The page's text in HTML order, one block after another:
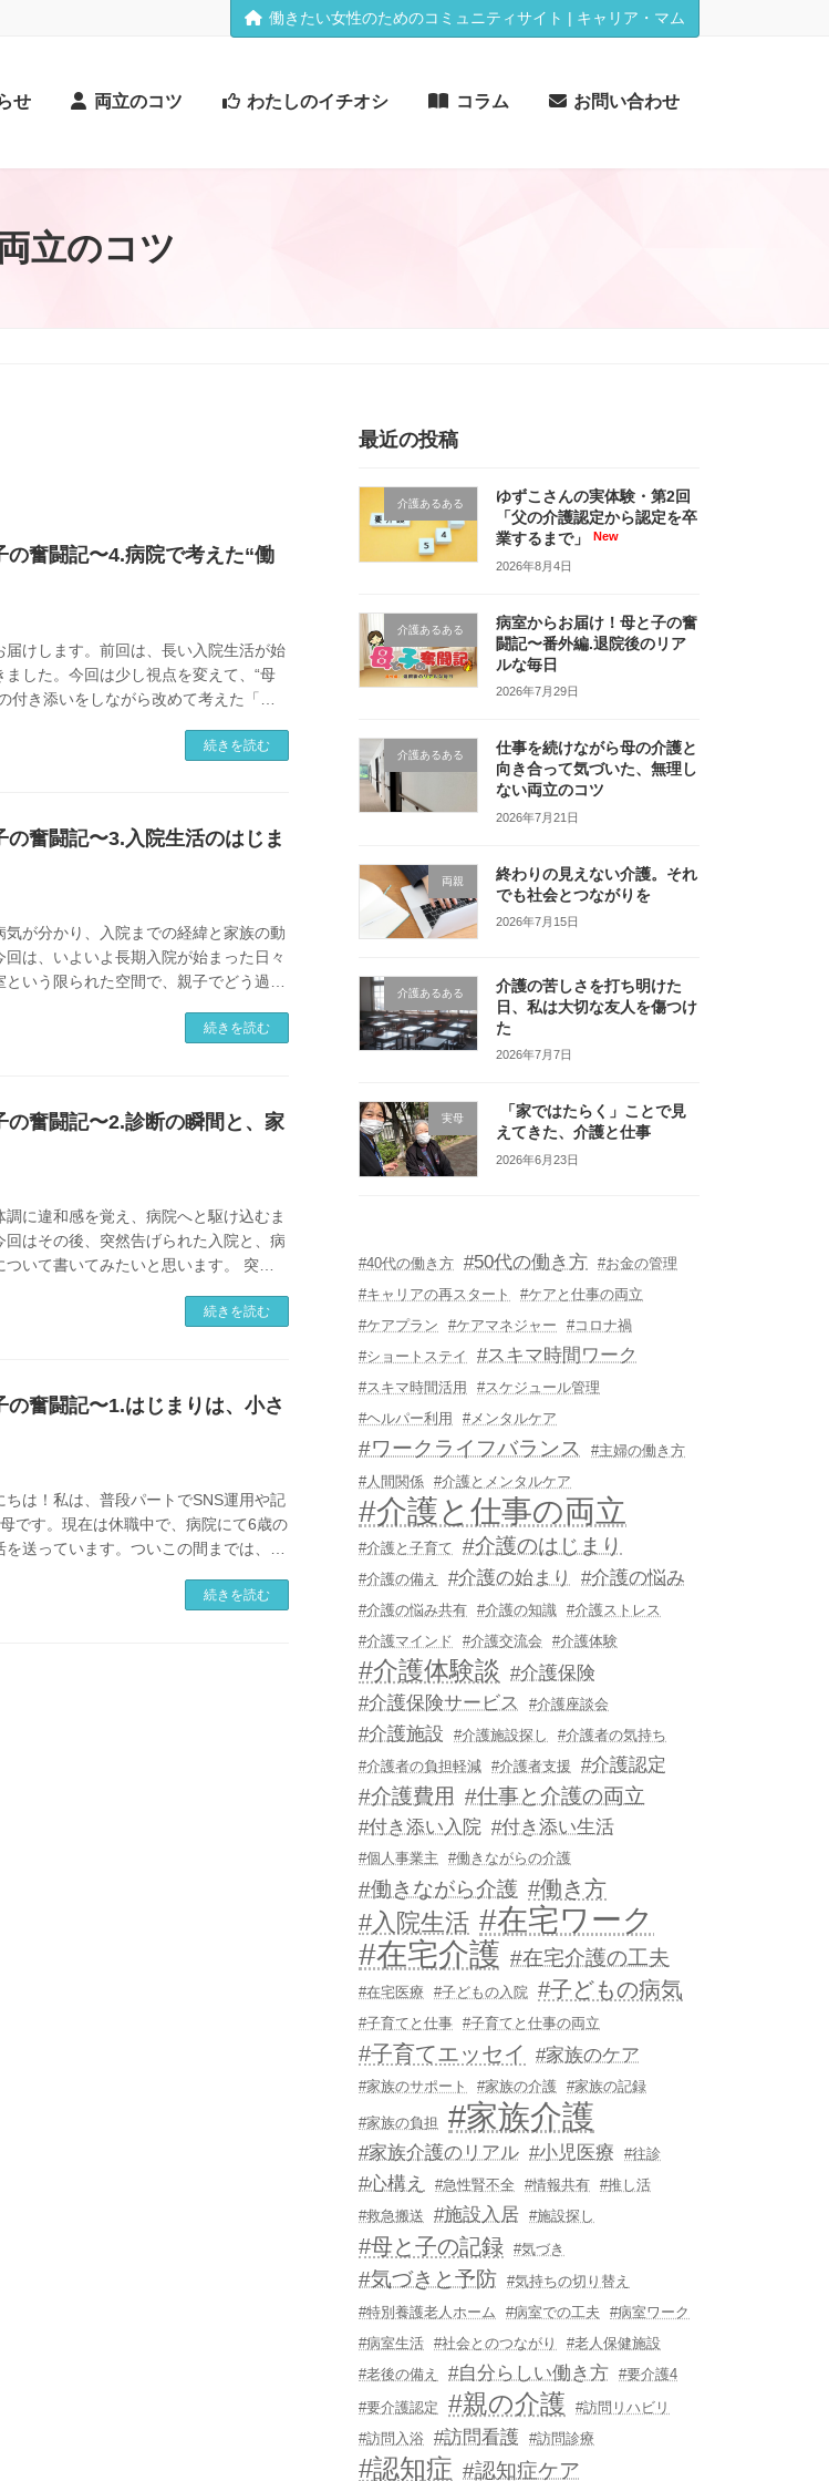
働きたい女性のためのコミュニティサイト | キャリア・マム
せ 両立のコツ わたしのイチオシ コラム お問い合わせ
立のコツ
奮闘記〜4.病院で考えた“働
けします。前回は、長い入院生活が始
した。今回は少し視点を変えて、“母
き添いをしながら改めて考えた「働
続きを読む
奮闘記〜3.入院生活のはじま
が分かり、入院までの経緯と家族の動
は、いよいよ長期入院が始まった日々
いう限られた空間で、親子でどう過ご
続きを読む
奮闘記〜2.診断の瞬間と、家
に違和感を覚え、病院へと駆け込むま
はその後、突然告げられた入院と、病
いて書いてみたいと思います。 突然
続きを読む
奮闘記〜1.はじまりは、小さ
は！私は、普段パートでSNS運用や記
です。現在は休職中で、病院にて6歳の
送っています。ついこの間までは、朝
続きを読む
最近の投稿
介護あるある
ゆずこさんの実体験・第2回
「父の介護認定から認定を卒
業するまで」
2026年8月4日
介護あるある
病室からお届け！母と子の奮
闘記〜番外編.退院後のリア
ルな毎日
2026年7月29日
介護あるある
仕事を続けながら母の介護と
向き合って気づいた、無理し
ない両立のコツ
2026年7月21日
両親
終わりの見えない介護。それ
でも社会とつながりを
2026年7月15日
介護あるある
介護の苦しさを打ち明けた
日、私は大切な友人を傷つけ
た
2026年7月7日
実母
「家ではたらく」ことで見
えてきた、介護と仕事
2026年6月23日
#40代の働き方 #50代の働き方
#お金の管理
#キャリアの再スタート
#ケアと仕事の両立
#ケアプラン
#ケアマネジャー
#コロナ禍
#ショートステイ
#スキマ時間ワーク
#スキマ時間活用
#スケジュール管理
#ヘルパー利用
#メンタルケア
#ワークライフバランス
#主婦の働き方
#人間関係
#介護とメンタルケア
#介護と仕事の両立
#介護と子育て #介護のはじまり
#介護の備え #介護の始まり #介護の悩み
#介護の悩み共有 #介護の知識
#介護ストレス
#介護マインド
#介護交流会 #介護体験
#介護体験談 #介護保険
#介護保険サービス
#介護座談会
#介護施設 #介護施設探し
#介護者の気持ち
#介護者の負担軽減
#介護者支援 #介護認定
#介護費用 #仕事と介護の両立
#付き添い入院 #付き添い生活
#個人事業主 #働きながらの介護
#働きながら介護 #働き方
#入院生活 #在宅ワーク
#在宅介護 #在宅介護の工夫
#在宅医療 #子どもの入院 #子どもの病気
#子育てと仕事 #子育てと仕事の両立
#子育てエッセイ #家族のケア
#家族のサポート #家族の介護 #家族の記録
#家族の負担 #家族介護
#家族介護のリアル #小児医療 #往診
#心構え #急性腎不全 #情報共有
#推し活
#救急搬送
#施設入居 #施設探し
#母と子の記録 #気づき
#気づきと予防
#気持ちの切り替え
#特別養護老人ホーム
#病室での工夫
#病室ワーク
#病室生活
#社会とのつながり
#老人保健施設
#老後の備え
#自分らしい働き方
#要介護4
#要介護認定
#親の介護
#訪問リハビリ
#訪問入浴
#訪問看護 #訪問診療
#認知症 #認知症ケア